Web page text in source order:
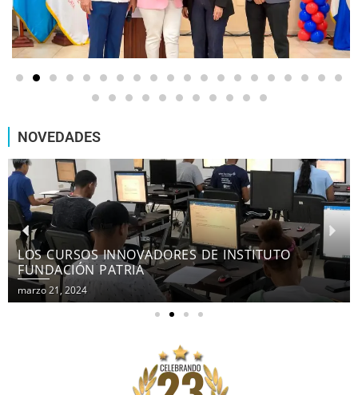
NOVEDADES
LOS CURSOS INNOVADORES DE INSTITUTO
FUNDACIÓN PATRIA
marzo 21, 2024